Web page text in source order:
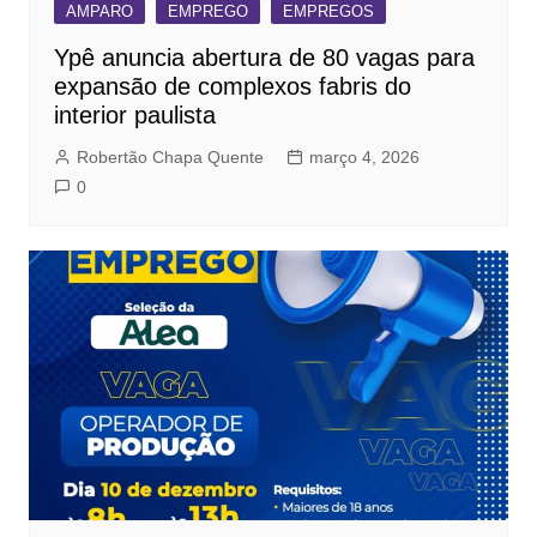
AMPARO EMPREGO EMPREGOS
Ypê anuncia abertura de 80 vagas para
expansão de complexos fabris do
interior paulista
Robertão Chapa Quente
março 4, 2026
0